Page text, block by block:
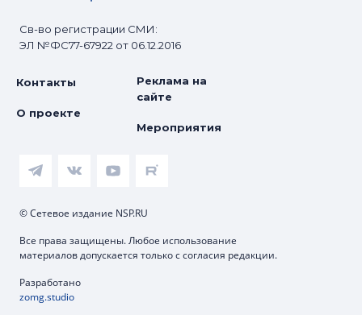
Св-во регистрации СМИ:
ЭЛ №ФС77-67922 от 06.12.2016
Контакты
О проекте
Реклама на
сайте
Мероприятия
© Сетевое издание NSP.RU
Все права защищены. Любое использование
материалов допускается только с согласия редакции.
Разработано
zomg.studio